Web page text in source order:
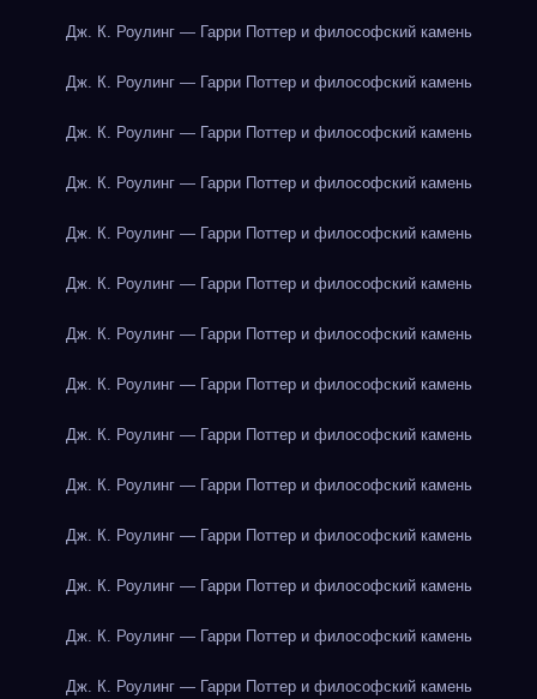
Дж. К. Роулинг — Гарри Поттер и философский камень
Дж. К. Роулинг — Гарри Поттер и философский камень
Дж. К. Роулинг — Гарри Поттер и философский камень
Дж. К. Роулинг — Гарри Поттер и философский камень
Дж. К. Роулинг — Гарри Поттер и философский камень
Дж. К. Роулинг — Гарри Поттер и философский камень
Дж. К. Роулинг — Гарри Поттер и философский камень
Дж. К. Роулинг — Гарри Поттер и философский камень
Дж. К. Роулинг — Гарри Поттер и философский камень
Дж. К. Роулинг — Гарри Поттер и философский камень
Дж. К. Роулинг — Гарри Поттер и философский камень
Дж. К. Роулинг — Гарри Поттер и философский камень
Дж. К. Роулинг — Гарри Поттер и философский камень
Дж. К. Роулинг — Гарри Поттер и философский камень